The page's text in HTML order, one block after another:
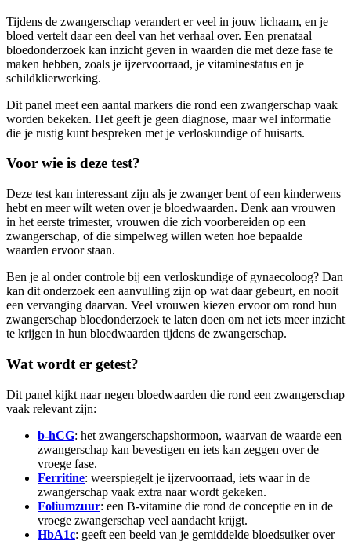
Tijdens de zwangerschap verandert er veel in jouw lichaam, en je
bloed vertelt daar een deel van het verhaal over. Een prenataal
bloedonderzoek kan inzicht geven in waarden die met deze fase te
maken hebben, zoals je ijzervoorraad, je vitaminestatus en je
schildklierwerking.
Dit panel meet een aantal markers die rond een zwangerschap vaak
worden bekeken. Het geeft je geen diagnose, maar wel informatie
die je rustig kunt bespreken met je verloskundige of huisarts.
Voor wie is deze test?
Deze test kan interessant zijn als je zwanger bent of een kinderwens
hebt en meer wilt weten over je bloedwaarden. Denk aan vrouwen
in het eerste trimester, vrouwen die zich voorbereiden op een
zwangerschap, of die simpelweg willen weten hoe bepaalde
waarden ervoor staan.
Ben je al onder controle bij een verloskundige of gynaecoloog? Dan
kan dit onderzoek een aanvulling zijn op wat daar gebeurt, en nooit
een vervanging daarvan. Veel vrouwen kiezen ervoor om rond hun
zwangerschap bloedonderzoek te laten doen om net iets meer inzicht
te krijgen in hun bloedwaarden tijdens de zwangerschap.
Wat wordt er getest?
Dit panel kijkt naar negen bloedwaarden die rond een zwangerschap
vaak relevant zijn:
b-hCG: het zwangerschapshormoon, waarvan de waarde een
zwangerschap kan bevestigen en iets kan zeggen over de
vroege fase.
Ferritine: weerspiegelt je ijzervoorraad, iets waar in de
zwangerschap vaak extra naar wordt gekeken.
Foliumzuur: een B-vitamine die rond de conceptie en in de
vroege zwangerschap veel aandacht krijgt.
HbA1c: geeft een beeld van je gemiddelde bloedsuiker over